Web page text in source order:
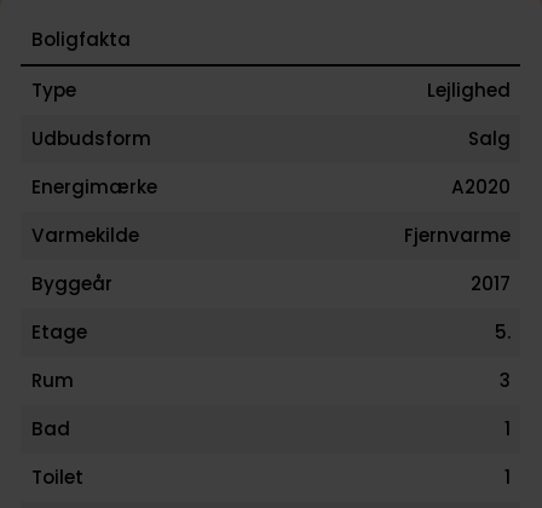
Boligfakta
Type
Lejlighed
Udbudsform
Salg
Energimærke
A2020
Varmekilde
Fjernvarme
Byggeår
2017
Etage
5.
Rum
3
Bad
1
Toilet
1